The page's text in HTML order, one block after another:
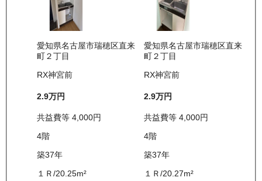
愛知県名古屋市瑞穂区直来
町２丁目
RX神宮前
2.9万円
共益費等 4,000円
4階
築37年
１Ｒ/20.25m²
愛知県名古屋市瑞穂区直来
町２丁目
RX神宮前
2.9万円
共益費等4,000円
4階
築37年
１Ｒ/20.27m²